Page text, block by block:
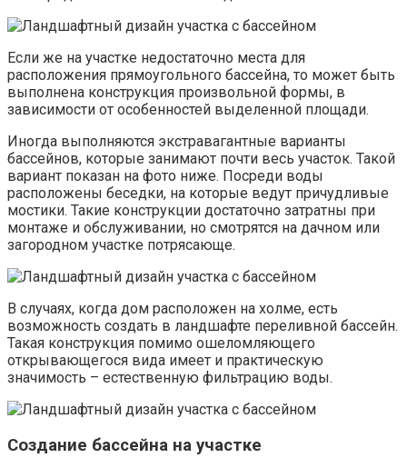
Если же на участке недостаточно места для
расположения прямоугольного бассейна, то может быть
выполнена конструкция произвольной формы, в
зависимости от особенностей выделенной площади.
Иногда выполняются экстравагантные варианты
бассейнов, которые занимают почти весь участок. Такой
вариант показан на фото ниже. Посреди воды
расположены беседки, на которые ведут причудливые
мостики. Такие конструкции достаточно затратны при
монтаже и обслуживании, но смотрятся на дачном или
загородном участке потрясающе.
В случаях, когда дом расположен на холме, есть
возможность создать в ландшафте переливной бассейн.
Такая конструкция помимо ошеломляющего
открывающегося вида имеет и практическую
значимость – естественную фильтрацию воды.
Создание бассейна на участке